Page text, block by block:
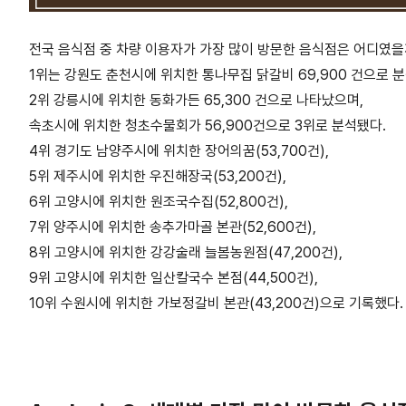
전국 음식점 중 차량 이용자가 가장 많이 방문한 음식점은 어디였
1위는 강원도 춘천시에 위치한 통나무집 닭갈비 69,900 건으로
2위 강릉시에 위치한 동화가든 65,300 건으로 나타났으며,
속초시에 위치한 청초수물회가 56,900건으로 3위로 분석됐다.
4위 경기도 남양주시에 위치한 장어의꿈(53,700건),
5위 제주시에 위치한 우진해장국(53,200건),
6위 고양시에 위치한 원조국수집(52,800건),
7위 양주시에 위치한 송추가마골 본관(52,600건),
8위 고양시에 위치한 강강술래 늘봄농원점(47,200건),
9위 고양시에 위치한 일산칼국수 본점(44,500건),
10위 수원시에 위치한 가보정갈비 본관(43,200건)으로 기록했다.